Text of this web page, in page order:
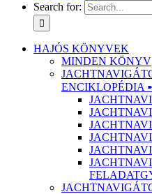
Search for:
HAJÓS KÖNYVEK
MINDEN KÖNYV
ENCIKLOPÉDIA